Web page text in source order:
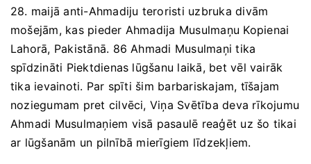
28. maijā anti-Ahmadiju teroristi uzbruka divām
mošejām, kas pieder Ahmadija Musulmaņu Kopienai
Lahorā, Pakistānā. 86 Ahmadi Musulmaņi tika
spīdzināti Piektdienas lūgšanu laikā, bet vēl vairāk
tika ievainoti. Par spīti šim barbariskajam, tīšajam
noziegumam pret cilvēci, Viņa Svētība deva rīkojumu
Ahmadi Musulmaņiem visā pasaulē reaģēt uz šo tikai
ar lūgšanām un pilnībā mierīgiem līdzekļiem.